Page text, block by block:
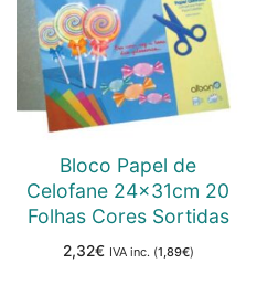
Bloco Papel de
Celofane 24x31cm 20
Folhas Cores Sortidas
2,32€ IVA inc. (1,89€)